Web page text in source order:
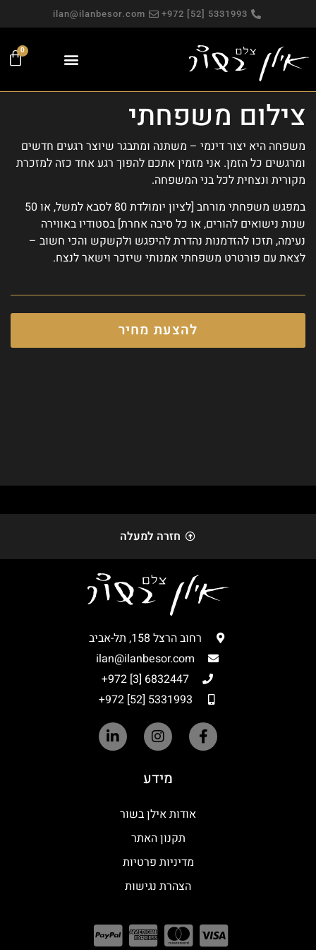
5331993 [52] 972+
ilan@ilanbesor.com
0
צילום משפחתי
משפחה היא יצור דינמי – משתנה ומתבגר שיוצר רגעים חדשים
ומרגשים כל הזמן. אני מזמין אתכם להפוך רגע אחד כזה למזכרת
מקורית ונצחית לכל בני המשפחה.
במפגש משפחתי מורחב [לציון יומולדת 80 לסבא למשל, או 50
שנות נישואים להורים, או כל סיבה אחרת] בסטודיו באווירה
נעימה, תזכו להזדמנות נהדרת להיפגש ולקשקש והכי חשוב –
לצאת עם פורטרט משפחתי אמנותי שיזכר וישאר לנצח.
להצעת מחיר
חזרה למעלה
רחוב הרצל 158, תל-אביב
ilan@ilanbesor.com
6832447 [3] 972+
5331993 [52] 972+
מידע
אודות אילן בשור
תקנון האתר
מדיניות פרטיות
הצהרת נגישות